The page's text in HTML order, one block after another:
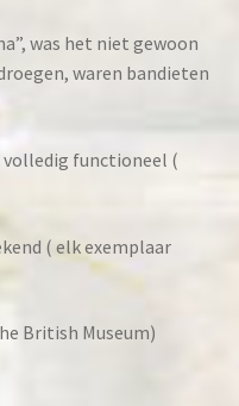
was het niet gewoon
waren bandieten
functioneel (
( elk exemplaar
British Museum)